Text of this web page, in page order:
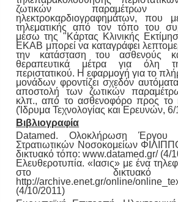
ζωτικών
ηλεκτροκαρδιογραφημάτων, που
τηλεματικής από τον τόπο του
μέσω της "Κάρτας Κλινικής
ΕΚΑΒ μπορεί να καταγράφει
την κατάσταση του ασθενούς
θεραπευτικά μέτρα για όλη
περιστατικού. Η εφαρμογή για το
μονάδων φροντίζει σχεδόν
αποστολή των ζωτικών
κλπ., από το ασθενοφόρο προς το
(Ίδρυμα Τεχνολογίας και Ερευνών,
Βιβλιογραφία
Datamed. Ολοκλήρωση Έργου
Στρατιωτικών Νοσοκομείων
δικτυακό τόπο: www.datamed.gr/ (4/
Ελευθεροτυπία. «Ιασις» με ένα
στο
http://archive.enet.gr/online/
(4/10/2011)